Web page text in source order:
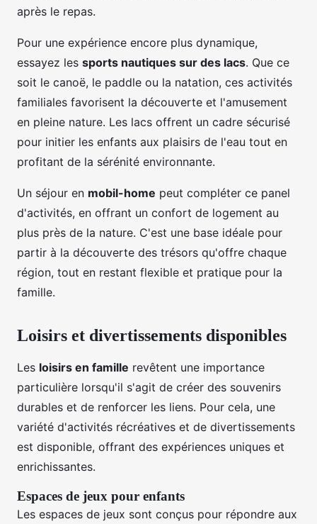
après le repas.
Pour une expérience encore plus dynamique,
essayez les sports nautiques sur des lacs. Que ce
soit le canoë, le paddle ou la natation, ces activités
familiales favorisent la découverte et l'amusement
en pleine nature. Les lacs offrent un cadre sécurisé
pour initier les enfants aux plaisirs de l'eau tout en
profitant de la sérénité environnante.
Un séjour en mobil-home peut compléter ce panel
d'activités, en offrant un confort de logement au
plus près de la nature. C'est une base idéale pour
partir à la découverte des trésors qu'offre chaque
région, tout en restant flexible et pratique pour la
famille.
Loisirs et divertissements disponibles
Les loisirs en famille revêtent une importance
particulière lorsqu'il s'agit de créer des souvenirs
durables et de renforcer les liens. Pour cela, une
variété d'activités récréatives et de divertissements
est disponible, offrant des expériences uniques et
enrichissantes.
Espaces de jeux pour enfants
Les espaces de jeux sont conçus pour répondre aux